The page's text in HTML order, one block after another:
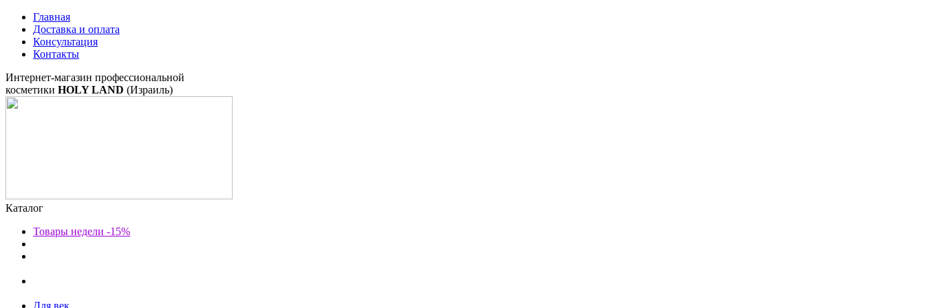
Главная
Доставка и оплата
Консультация
Контакты
Интернет-магазин профессиональной
косметики HOLY LAND (Израиль)
Каталог
Товары недели -15%
Для век